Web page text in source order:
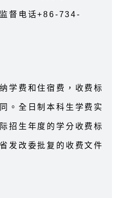
督电话+86-734-
学费和住宿费，收费标
。全日制本科生学费实
招生年度的学分收费标
发改委批复的收费文件